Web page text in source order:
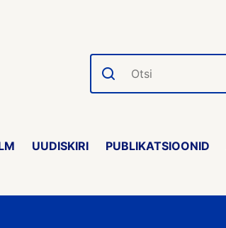
Otsi
UUDISKIRI PUBLIKATSIOONID